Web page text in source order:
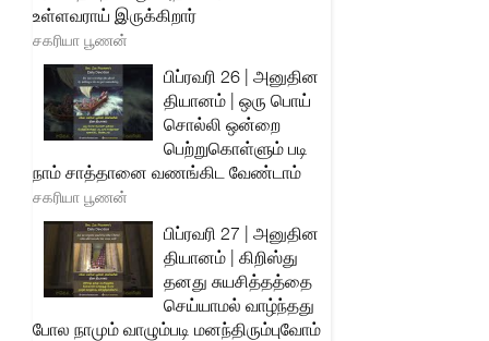
உள்ளவராய் இருக்கிறார்
சகரியா பூணன்
பிப்ரவரி 26 | அனுதின
தியானம் | ஒரு பொய்
சொல்லி ஒன்றை
பெற்றுகொள்ளும் படி
நாம் சாத்தானை வணங்கிட வேண்டாம்
சகரியா பூணன்
பிப்ரவரி 27 | அனுதின
தியானம் | கிறிஸ்து
தனது சுயசித்தத்தை
செய்யாமல் வாழ்ந்தது
போல நாமும் வாழும்படி மனந்திரும்புவோம்